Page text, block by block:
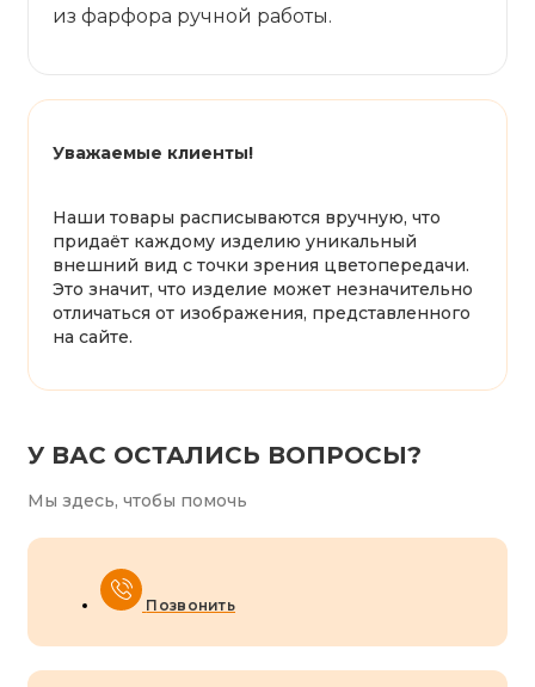
из фарфора ручной работы.
Уважаемые клиенты!
Наши товары расписываются вручную, что
придаёт каждому изделию уникальный
внешний вид с точки зрения цветопередачи.
Это значит, что изделие может незначительно
отличаться от изображения, представленного
на сайте.
У ВАС ОСТАЛИСЬ ВОПРОСЫ?
Мы здесь, чтобы помочь
Позвонить